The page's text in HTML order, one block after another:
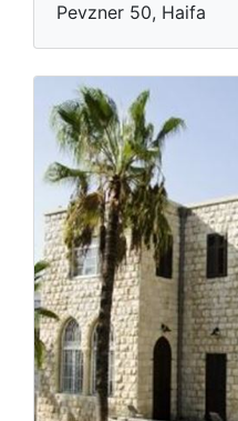
Pevzner 50, Haifa